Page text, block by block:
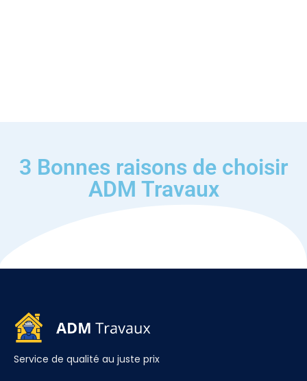
3 Bonnes raisons de choisir
ADM Travaux
Service de qualité au juste prix